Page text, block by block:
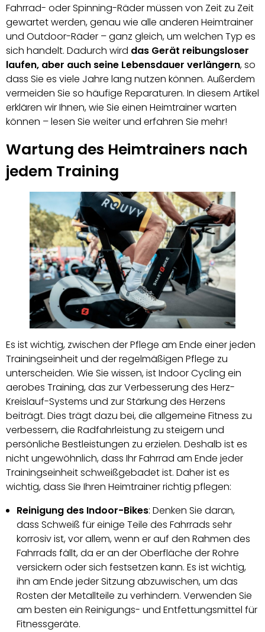
Fahrrad- oder Spinning-Räder müssen von Zeit zu Zeit
gewartet werden, genau wie alle anderen Heimtrainer
und Outdoor-Räder – ganz gleich, um welchen Typ es
sich handelt. Dadurch wird das Gerät reibungsloser
laufen, aber auch seine Lebensdauer verlängern, so
dass Sie es viele Jahre lang nutzen können. Außerdem
vermeiden Sie so häufige Reparaturen. In diesem Artikel
erklären wir Ihnen, wie Sie einen Heimtrainer warten
können – lesen Sie weiter und erfahren Sie mehr!
Wartung des Heimtrainers nach
jedem Training
Es ist wichtig, zwischen der Pflege am Ende einer jeden
Trainingseinheit und der regelmäßigen Pflege zu
unterscheiden. Wie Sie wissen, ist Indoor Cycling ein
aerobes Training, das zur Verbesserung des Herz-
Kreislauf-Systems und zur Stärkung des Herzens
beiträgt. Dies trägt dazu bei, die allgemeine Fitness zu
verbessern, die Radfahrleistung zu steigern und
persönliche Bestleistungen zu erzielen. Deshalb ist es
nicht ungewöhnlich, dass Ihr Fahrrad am Ende jeder
Trainingseinheit schweißgebadet ist. Daher ist es
wichtig, dass Sie Ihren Heimtrainer richtig pflegen:
Reinigung des Indoor-Bikes: Denken Sie daran,
dass Schweiß für einige Teile des Fahrrads sehr
korrosiv ist, vor allem, wenn er auf den Rahmen des
Fahrrads fällt, da er an der Oberfläche der Rohre
versickern oder sich festsetzen kann. Es ist wichtig,
ihn am Ende jeder Sitzung abzuwischen, um das
Rosten der Metallteile zu verhindern. Verwenden Sie
am besten ein Reinigungs- und Entfettungsmittel für
Fitnessgeräte.